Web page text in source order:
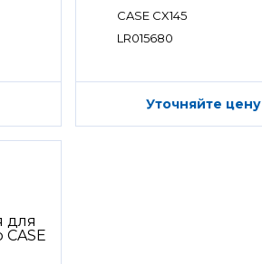
CASE CX145
LR015680
Уточняйте цену